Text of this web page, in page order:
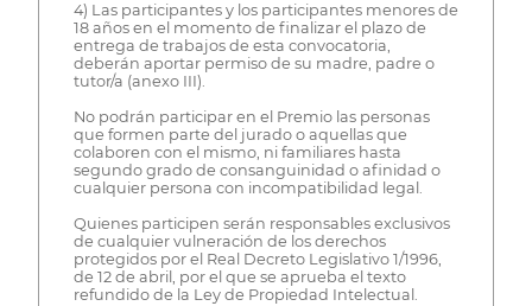
4) Las participantes y los participantes menores de
18 años en el momento de finalizar el plazo de
entrega de trabajos de esta convocatoria,
deberán aportar permiso de su madre, padre o
tutor/a (anexo III).
No podrán participar en el Premio las personas
que formen parte del jurado o aquellas que
colaboren con el mismo, ni familiares hasta
segundo grado de consanguinidad o afinidad o
cualquier persona con incompatibilidad legal.
Quienes participen serán responsables exclusivos
de cualquier vulneración de los derechos
protegidos por el Real Decreto Legislativo 1/1996,
de 12 de abril, por el que se aprueba el texto
refundido de la Ley de Propiedad Intelectual.